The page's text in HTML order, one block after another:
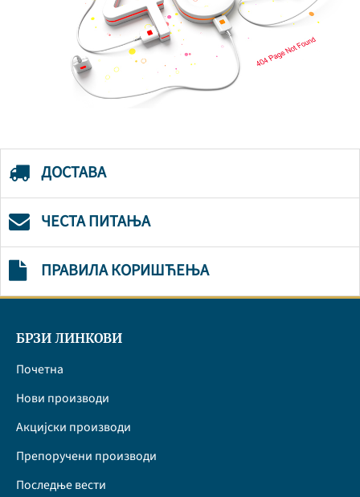
ДОСТАВА
ЧЕСТА ПИТАЊА
ПРАВИЛА КОРИШЋЕЊА
БРЗИ ЛИНКОВИ
Почетна
Нови производи
Акцијски производи
Препоручени производи
Последње вести